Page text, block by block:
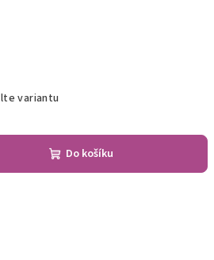
variantu
Do košíku